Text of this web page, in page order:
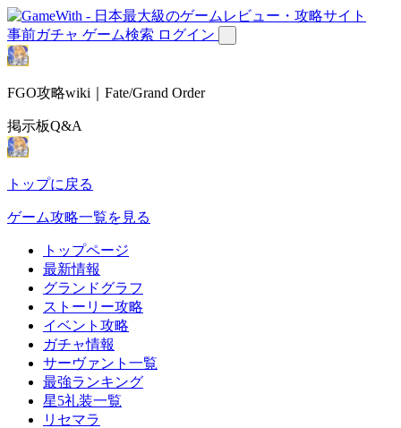
事前ガチャ ゲーム検索 ログイン
FGO攻略wiki｜Fate/Grand Order
掲示板Q&A
トップに戻る
ゲーム攻略一覧を見る
トップページ
最新情報
グランドグラフ
ストーリー攻略
イベント攻略
ガチャ情報
サーヴァント一覧
最強ランキング
星5礼装一覧
リセマラ